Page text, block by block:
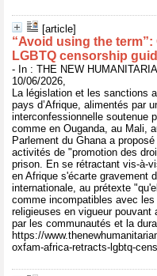
[article]
“Avoid using the
LGBTQ censorship
- In : THE NEW
10/06/2026,
La législation et les sanctions
pays d’Afrique, alimentés par
interconfessionnelle soutenue
comme en Ouganda, au Mali,
Parlement du Ghana a
activités de "promotion des
prison. En se rétractant vis-à-
en Afrique s'écarte gravement
internationale, au prétexte
comme incompatibles avec
religieuses en vigueur pouvant
par les communautés et la
https://
oxfam-africa-retracts-lgbtq-